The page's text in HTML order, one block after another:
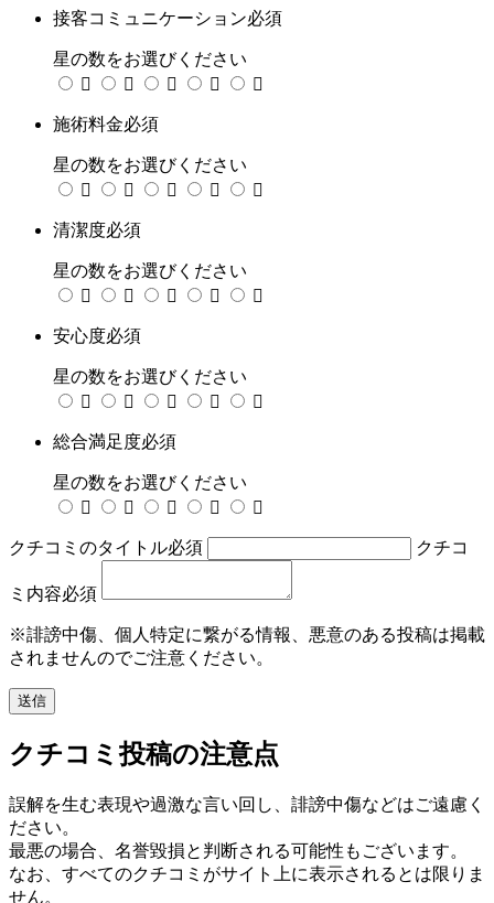
接客コミュニケーション必須
星の数をお選びください

   
施術料金必須
星の数をお選びください

   
清潔度必須
星の数をお選びください

   
安心度必須
星の数をお選びください

   
総合満足度必須
星の数をお選びください

   
クチコミのタイトル必須 クチコ
ミ内容必須
※誹謗中傷、個人特定に繋がる情報、悪意のある投稿は掲載
されませんのでご注意ください。
クチコミ投稿の注意点
誤解を生む表現や過激な言い回し、誹謗中傷などはご遠慮く
ださい。
最悪の場合、名誉毀損と判断される可能性もございます。
なお、すべてのクチコミがサイト上に表示されるとは限りま
せん。